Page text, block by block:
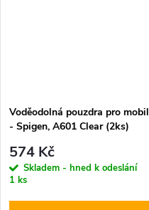
Voděodolná pouzdra pro mobil
- Spigen, A601 Clear (2ks)
574 Kč
Skladem - hned k odeslání
1 ks